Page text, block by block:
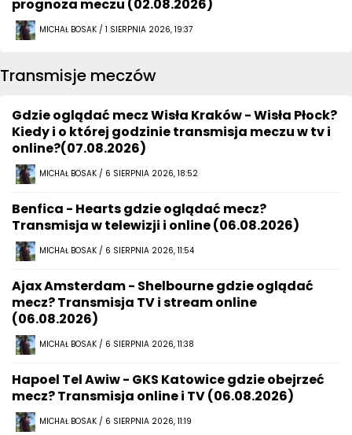
prognoza meczu (02.08.2026)
MICHAŁ BOSAK / 1 SIERPNIA 2026, 19:37
Transmisje meczów
Gdzie oglądać mecz Wisła Kraków - Wisła Płock?
Kiedy i o której godzinie transmisja meczu w tv i
online?(07.08.2026)
MICHAŁ BOSAK / 6 SIERPNIA 2026, 18:52
Benfica - Hearts gdzie oglądać mecz?
Transmisja w telewizji i online (06.08.2026)
MICHAŁ BOSAK / 6 SIERPNIA 2026, 11:54
Ajax Amsterdam - Shelbourne gdzie oglądać
mecz? Transmisja TV i stream online
(06.08.2026)
MICHAŁ BOSAK / 6 SIERPNIA 2026, 11:38
Hapoel Tel Awiw - GKS Katowice gdzie obejrzeć
mecz? Transmisja online i TV (06.08.2026)
MICHAŁ BOSAK / 6 SIERPNIA 2026, 11:19